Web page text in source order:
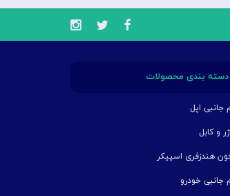
دسته بندی محصولات
جانبی اپل
و کابل
هندزفری اسپیکر
جانبی خودرو